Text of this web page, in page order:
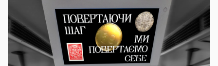
СЛОВО «КОПІЙКА» МИ ЧУЄМО З ДИТИНСТВА, АЛЕ ВОНО
НІКОЛИ НЕ БУЛО НАШИМ. ЦЕ ЧУЖИЙ СИМВОЛ, ЩО ВИПАДКОВО
ЗАЛИШИВСЯ У ЩОДЕННОМУ ВЖИТКУ. СЬОГОДНІ НАСТАВ ЧАС
ЙОГО ЗАМІНИТИ. «ШАГ» — АВТЕНТИЧНА УКРАЇНСЬКА НАЗВА, З
ІСТОРІЄЮ, ЯКА ТЯГНЕТЬСЯ ЩЕ З XVII СТОЛІТТЯ.
Ми долучилися до інформаційної кампанії
«Повертаючи шаг, ми повертаємо себе»